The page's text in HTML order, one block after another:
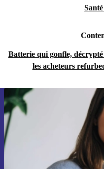
Batterie qui gonfle,
les acheteurs
Recevoir
par mail
Ne manquez